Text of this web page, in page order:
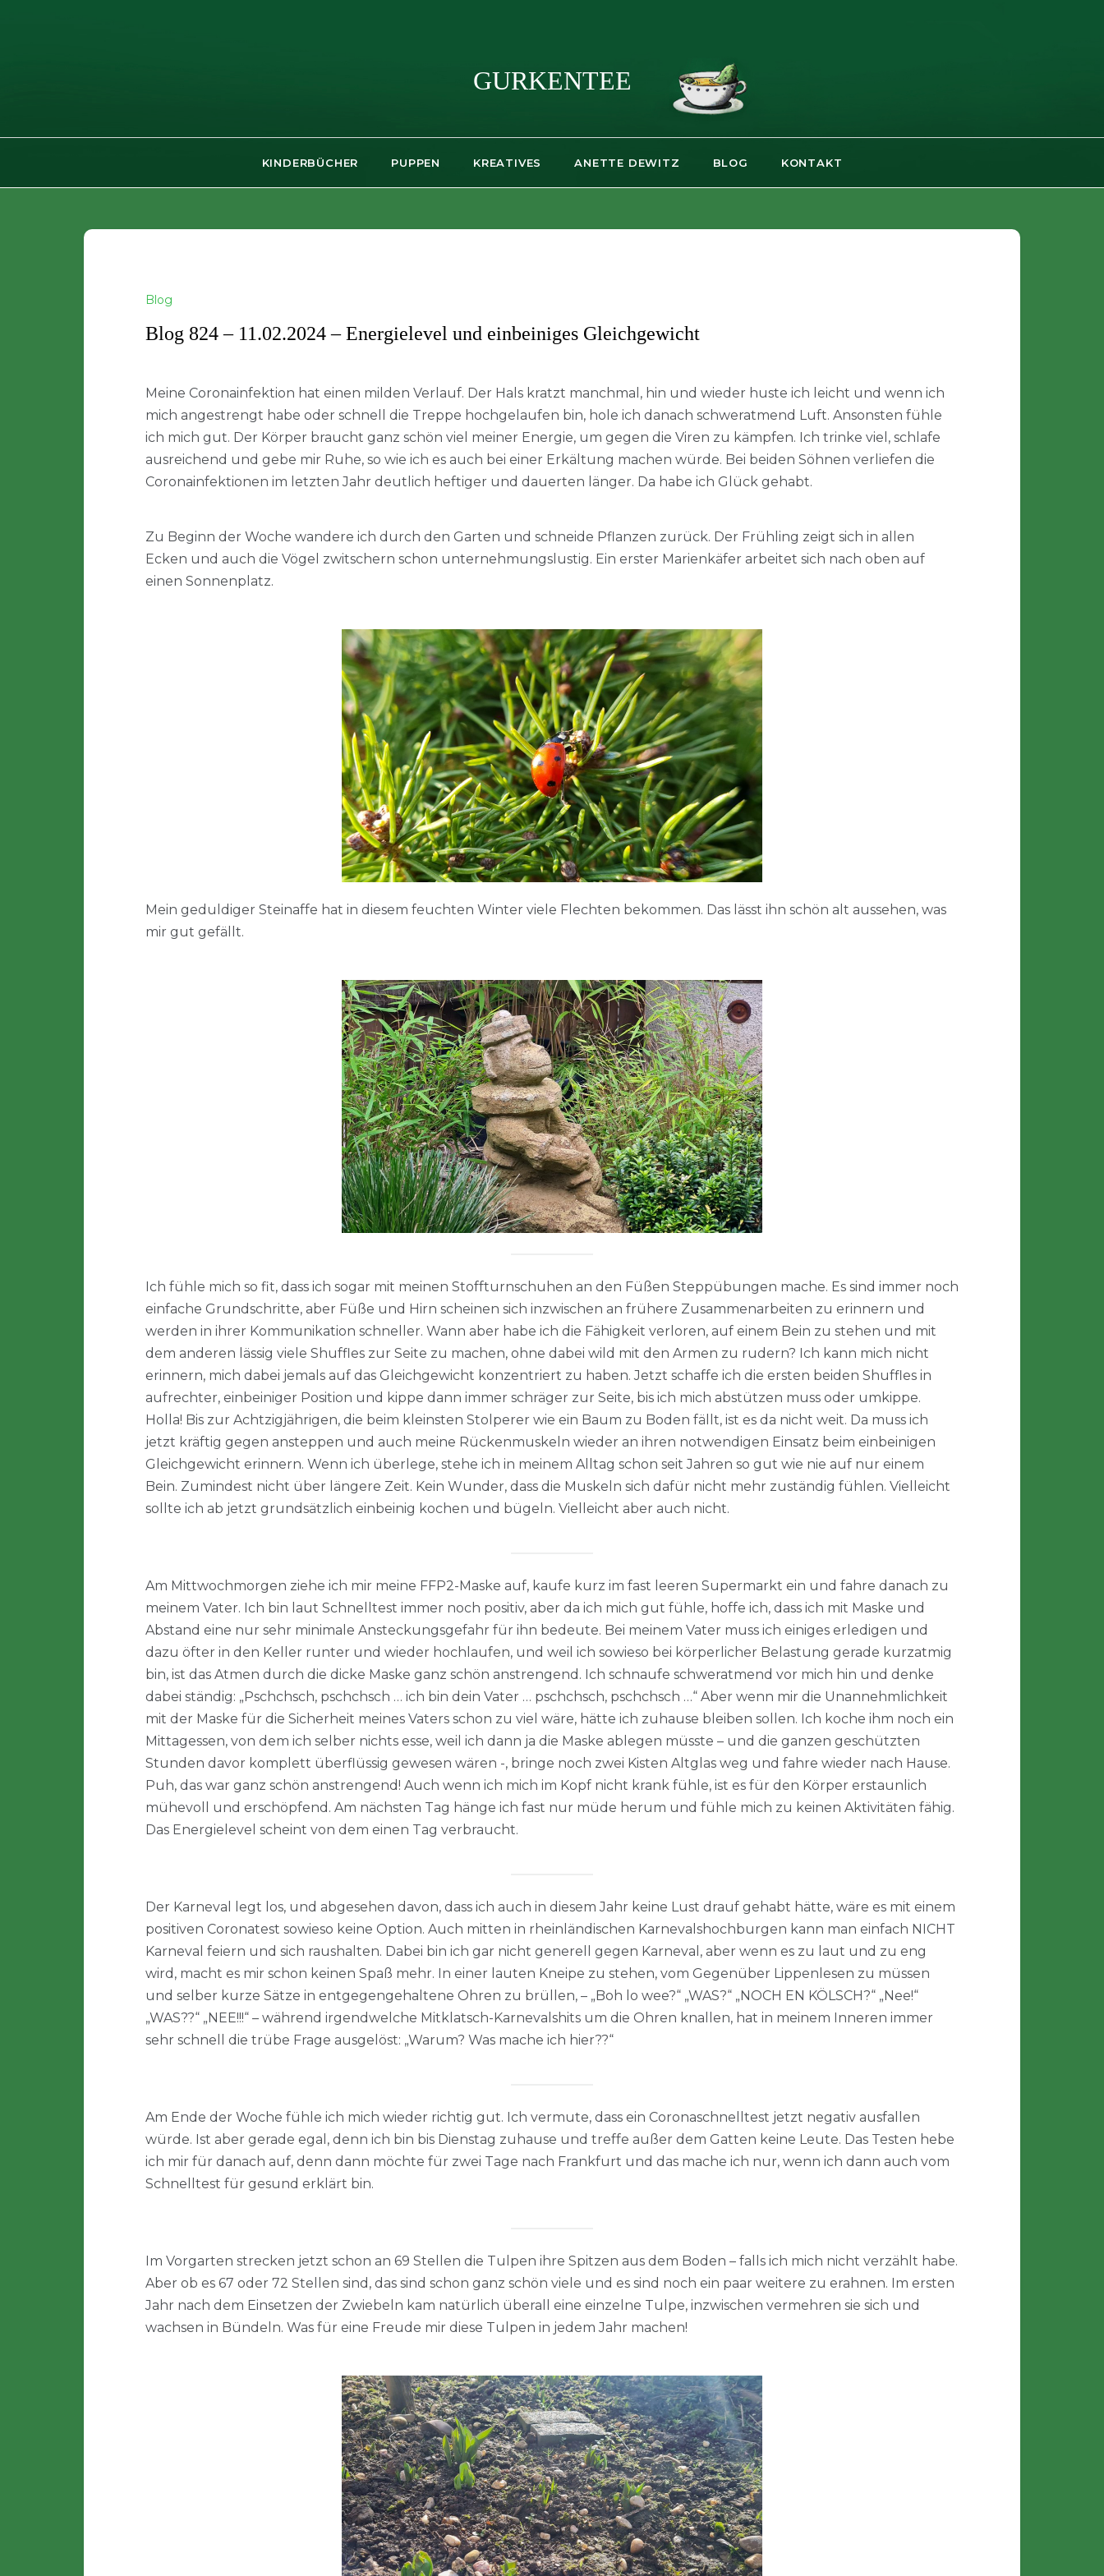
GURKENTEE
KINDERBÜCHER PUPPEN KREATIVES ANETTE DEWITZ BLOG KONTAKT
Blog
Blog 824 – 11.02.2024 – Energielevel und einbeiniges Gleichgewicht
Meine Coronainfektion hat einen milden Verlauf. Der Hals kratzt manchmal, hin und wieder huste ich leicht und wenn ich
mich angestrengt habe oder schnell die Treppe hochgelaufen bin, hole ich danach schweratmend Luft. Ansonsten fühle
ich mich gut. Der Körper braucht ganz schön viel meiner Energie, um gegen die Viren zu kämpfen. Ich trinke viel, schlafe
ausreichend und gebe mir Ruhe, so wie ich es auch bei einer Erkältung machen würde. Bei beiden Söhnen verliefen die
Coronainfektionen im letzten Jahr deutlich heftiger und dauerten länger. Da habe ich Glück gehabt.
Zu Beginn der Woche wandere ich durch den Garten und schneide Pflanzen zurück. Der Frühling zeigt sich in allen
Ecken und auch die Vögel zwitschern schon unternehmungslustig. Ein erster Marienkäfer arbeitet sich nach oben auf
einen Sonnenplatz.
Mein geduldiger Steinaffe hat in diesem feuchten Winter viele Flechten bekommen. Das lässt ihn schön alt aussehen, was
mir gut gefällt.
Ich fühle mich so fit, dass ich sogar mit meinen Stoffturnschuhen an den Füßen Steppübungen mache. Es sind immer noch
einfache Grundschritte, aber Füße und Hirn scheinen sich inzwischen an frühere Zusammenarbeiten zu erinnern und
werden in ihrer Kommunikation schneller. Wann aber habe ich die Fähigkeit verloren, auf einem Bein zu stehen und mit
dem anderen lässig viele Shuffles zur Seite zu machen, ohne dabei wild mit den Armen zu rudern? Ich kann mich nicht
erinnern, mich dabei jemals auf das Gleichgewicht konzentriert zu haben. Jetzt schaffe ich die ersten beiden Shuffles in
aufrechter, einbeiniger Position und kippe dann immer schräger zur Seite, bis ich mich abstützen muss oder umkippe.
Holla! Bis zur Achtzigjährigen, die beim kleinsten Stolperer wie ein Baum zu Boden fällt, ist es da nicht weit. Da muss ich
jetzt kräftig gegen ansteppen und auch meine Rückenmuskeln wieder an ihren notwendigen Einsatz beim einbeinigen
Gleichgewicht erinnern. Wenn ich überlege, stehe ich in meinem Alltag schon seit Jahren so gut wie nie auf nur einem
Bein. Zumindest nicht über längere Zeit. Kein Wunder, dass die Muskeln sich dafür nicht mehr zuständig fühlen. Vielleicht
sollte ich ab jetzt grundsätzlich einbeinig kochen und bügeln. Vielleicht aber auch nicht.
Am Mittwochmorgen ziehe ich mir meine FFP2-Maske auf, kaufe kurz im fast leeren Supermarkt ein und fahre danach zu
meinem Vater. Ich bin laut Schnelltest immer noch positiv, aber da ich mich gut fühle, hoffe ich, dass ich mit Maske und
Abstand eine nur sehr minimale Ansteckungsgefahr für ihn bedeute. Bei meinem Vater muss ich einiges erledigen und
dazu öfter in den Keller runter und wieder hochlaufen, und weil ich sowieso bei körperlicher Belastung gerade kurzatmig
bin, ist das Atmen durch die dicke Maske ganz schön anstrengend. Ich schnaufe schweratmend vor mich hin und denke
dabei ständig: „Pschchsch, pschchsch … ich bin dein Vater … pschchsch, pschchsch …“ Aber wenn mir die Unannehmlichkeit
mit der Maske für die Sicherheit meines Vaters schon zu viel wäre, hätte ich zuhause bleiben sollen. Ich koche ihm noch ein
Mittagessen, von dem ich selber nichts esse, weil ich dann ja die Maske ablegen müsste – und die ganzen geschützten
Stunden davor komplett überflüssig gewesen wären -, bringe noch zwei Kisten Altglas weg und fahre wieder nach Hause.
Puh, das war ganz schön anstrengend! Auch wenn ich mich im Kopf nicht krank fühle, ist es für den Körper erstaunlich
mühevoll und erschöpfend. Am nächsten Tag hänge ich fast nur müde herum und fühle mich zu keinen Aktivitäten fähig.
Das Energielevel scheint von dem einen Tag verbraucht.
Der Karneval legt los, und abgesehen davon, dass ich auch in diesem Jahr keine Lust drauf gehabt hätte, wäre es mit einem
positiven Coronatest sowieso keine Option. Auch mitten in rheinländischen Karnevalshochburgen kann man einfach NICHT
Karneval feiern und sich raushalten. Dabei bin ich gar nicht generell gegen Karneval, aber wenn es zu laut und zu eng
wird, macht es mir schon keinen Spaß mehr. In einer lauten Kneipe zu stehen, vom Gegenüber Lippenlesen zu müssen
und selber kurze Sätze in entgegengehaltene Ohren zu brüllen, – „Boh lo wee?“ „WAS?“ „NOCH EN KÖLSCH?“ „Nee!“
„WAS??“ „NEE!!!“ – während irgendwelche Mitklatsch-Karnevalshits um die Ohren knallen, hat in meinem Inneren immer
sehr schnell die trübe Frage ausgelöst: „Warum? Was mache ich hier??“
Am Ende der Woche fühle ich mich wieder richtig gut. Ich vermute, dass ein Coronaschnelltest jetzt negativ ausfallen
würde. Ist aber gerade egal, denn ich bin bis Dienstag zuhause und treffe außer dem Gatten keine Leute. Das Testen hebe
ich mir für danach auf, denn dann möchte für zwei Tage nach Frankfurt und das mache ich nur, wenn ich dann auch vom
Schnelltest für gesund erklärt bin.
Im Vorgarten strecken jetzt schon an 69 Stellen die Tulpen ihre Spitzen aus dem Boden – falls ich mich nicht verzählt habe.
Aber ob es 67 oder 72 Stellen sind, das sind schon ganz schön viele und es sind noch ein paar weitere zu erahnen. Im ersten
Jahr nach dem Einsetzen der Zwiebeln kam natürlich überall eine einzelne Tulpe, inzwischen vermehren sie sich und
wachsen in Bündeln. Was für eine Freude mir diese Tulpen in jedem Jahr machen!